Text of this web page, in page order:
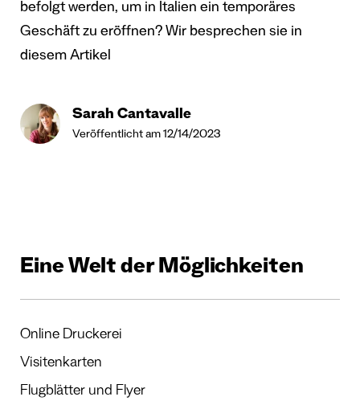
befolgt werden, um in Italien ein temporäres
Geschäft zu eröffnen? Wir besprechen sie in
diesem Artikel
Sarah Cantavalle
Veröffentlicht am 12/14/2023
Eine Welt der Möglichkeiten
Online Druckerei
Visitenkarten
Flugblätter und Flyer